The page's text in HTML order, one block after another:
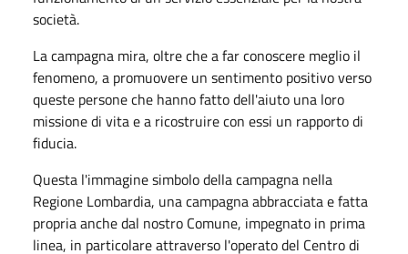
società.
La campagna mira, oltre che a far conoscere meglio il
fenomeno, a promuovere un sentimento positivo verso
queste persone che hanno fatto dell'aiuto una loro
missione di vita e a ricostruire con essi un rapporto di
fiducia.
Questa l'immagine simbolo della campagna nella
Regione Lombardia, una campagna abbracciata e fatta
propria anche dal nostro Comune, impegnato in prima
linea, in particolare attraverso l'operato del Centro di